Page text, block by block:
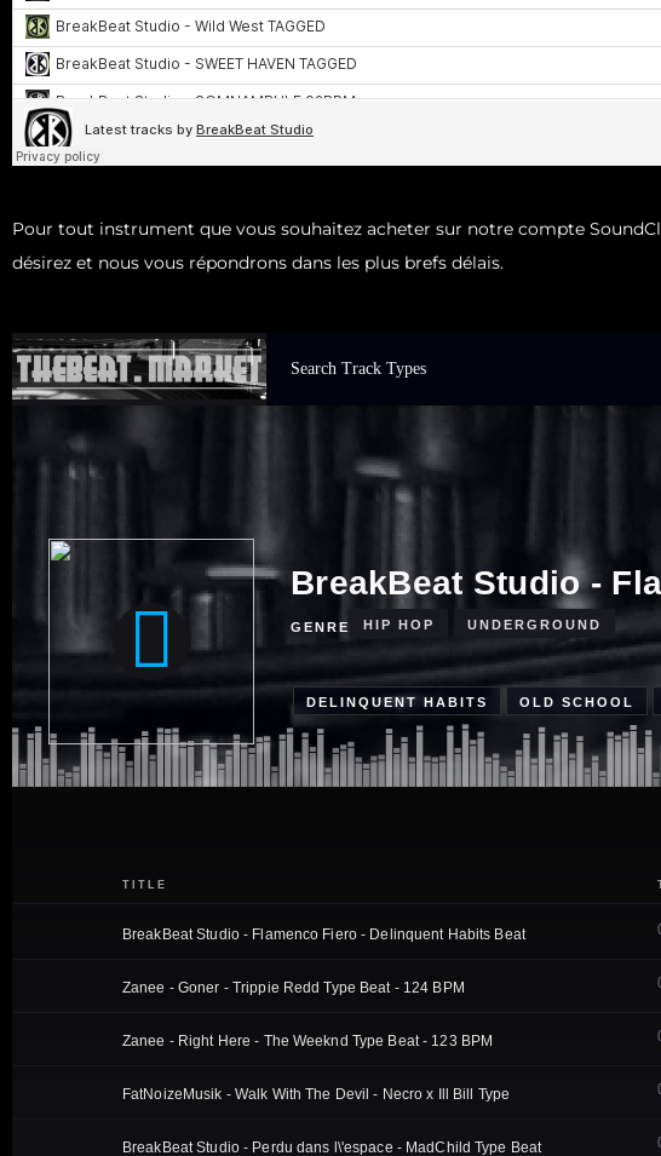
Pour tout instrument que vous souhaitez acheter sur notre compte
désirez et nous vous répondrons dans les plus brefs délais.